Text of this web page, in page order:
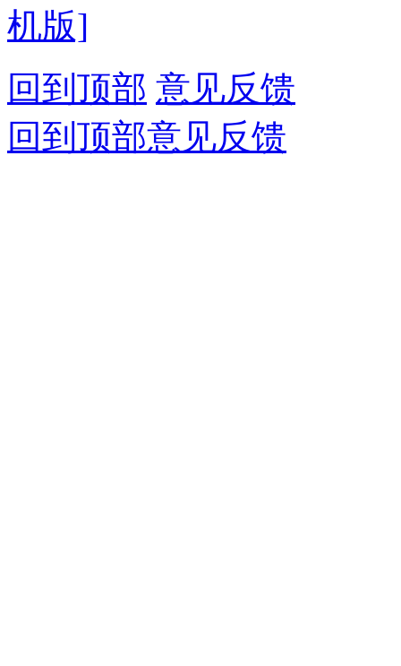
机版]
回到顶部 意见反馈
回到顶部意见反馈